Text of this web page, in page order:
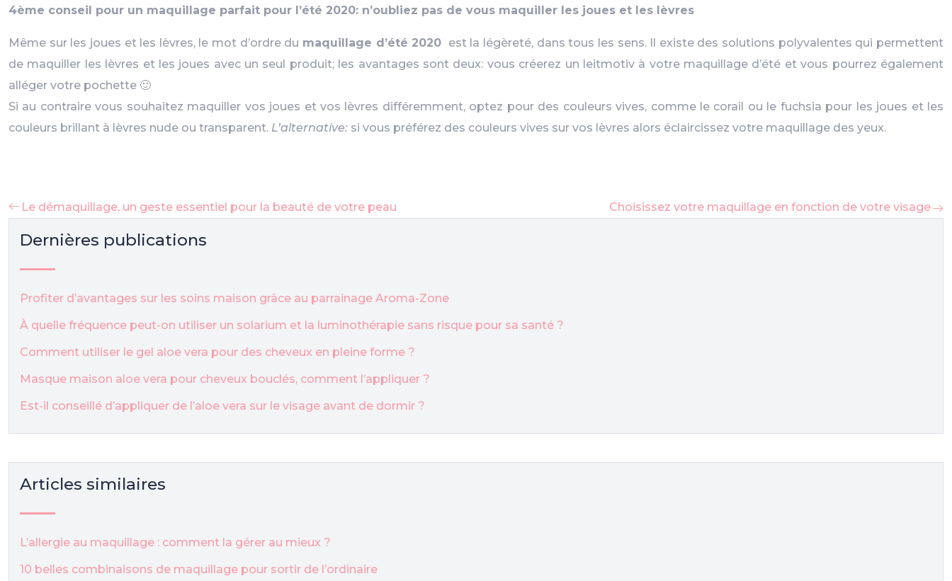
4ème conseil pour un maquillage parfait pour l’été 2020: n’oubliez pas de vous maquiller les joues et les lèvres
Même sur les joues et les lèvres, le mot d’ordre du maquillage d’été 2020 est la légèreté, dans tous les sens. Il existe des solutions polyvalentes qui permettent
de maquiller les lèvres et les joues avec un seul produit; les avantages sont deux: vous créerez un leitmotiv à votre maquillage d’été et vous pourrez également
alléger votre pochette 🙂
Si au contraire vous souhaitez maquiller vos joues et vos lèvres différemment, optez pour des couleurs vives, comme le corail ou le fuchsia pour les joues et les
couleurs brillant à lèvres nude ou transparent. L’alternative: si vous préférez des couleurs vives sur vos lèvres alors éclaircissez votre maquillage des yeux.
Le démaquillage, un geste essentiel pour la beauté de votre peau Choisissez votre maquillage en fonction de votre visage
Dernières publications
Profiter d’avantages sur les soins maison grâce au parrainage Aroma-Zone
À quelle fréquence peut-on utiliser un solarium et la luminothérapie sans risque pour sa santé ?
Comment utiliser le gel aloe vera pour des cheveux en pleine forme ?
Masque maison aloe vera pour cheveux bouclés, comment l’appliquer ?
Est-il conseillé d’appliquer de l’aloe vera sur le visage avant de dormir ?
Articles similaires
L’allergie au maquillage : comment la gérer au mieux ?
10 belles combinaisons de maquillage pour sortir de l’ordinaire